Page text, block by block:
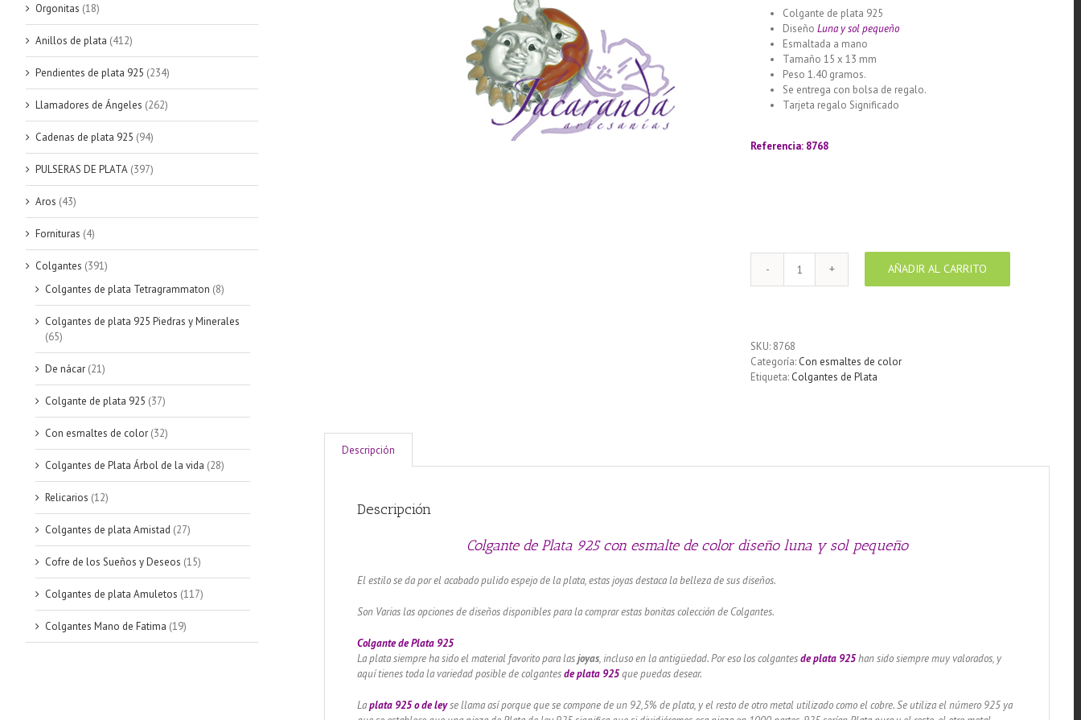
Colgante de plata 925
Diseño Luna y sol pequeño
Esmaltada a mano
Tamaño 15 x 13 mm
Peso 1.40 gramos.
Se entrega con bolsa de regalo.
Tarjeta regalo Significado
Referencia: 8768
Colgante
de
de
color
AÑADIR AL CARRITO
SKU: 8768
Categoría: Con esmaltes de color
Etiqueta: Colgantes de Plata
Descripción
Descripción
Colgante de Plata 925 con esmalte de color diseño luna y sol pequeño
El estilo se da por el acabado pulido espejo de la plata, estas joyas destaca la belleza de sus diseños.
Son Varias las opciones de diseños disponibles para la comprar estas bonitas colección de Colgantes.
Colgante de Plata 925
La plata siempre ha sido el material favorito para lasjoyas, incluso en la antigüedad. Por eso los colgantesde plata 925han sido siempre muy valorados, y
aquí tienes toda la variedad posible de colgantesde plata 925que puedas desear.
Laplata 925 o de leyse llama así porque que se compone de un 92,5% de plata, y el resto de otro metal utilizado como el cobre. Se utiliza el número 925 ya
Orgonitas (18)
Anillos de plata (412)
Pendientes de plata 925 (234)
Llamadores de Ángeles (262)
Cadenas de plata 925 (94)
PULSERAS DE PLATA (397)
Aros (43)
Fornituras (4)
Colgantes (391)
Colgantes de plata Tetragrammaton (8)
Colgantes de plata 925 Piedras y Minerales
(65)
De nácar (21)
Colgante de plata 925 (37)
Con esmaltes de color (32)
Colgantes de Plata Árbol de la vida (28)
Relicarios (12)
Colgantes de plata Amistad (27)
Cofre de los Sueños y Deseos (15)
Colgantes de plata Amuletos (117)
Colgantes Mano de Fatima (19)